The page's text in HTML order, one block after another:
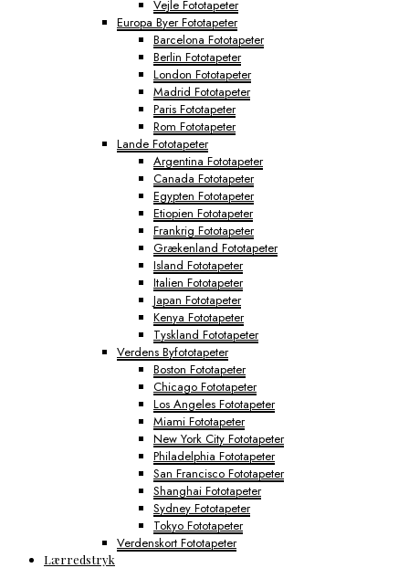
Vejle Fototapeter
Europa Byer Fototapeter
Barcelona Fototapeter
Berlin Fototapeter
London Fototapeter
Madrid Fototapeter
Paris Fototapeter
Rom Fototapeter
Lande Fototapeter
Argentina Fototapeter
Canada Fototapeter
Egypten Fototapeter
Etiopien Fototapeter
Frankrig Fototapeter
Grækenland Fototapeter
Island Fototapeter
Italien Fototapeter
Japan Fototapeter
Kenya Fototapeter
Tyskland Fototapeter
Verdens Byfototapeter
Boston Fototapeter
Chicago Fototapeter
Los Angeles Fototapeter
Miami Fototapeter
New York City Fototapeter
Philadelphia Fototapeter
San Francisco Fototapeter
Shanghai Fototapeter
Sydney Fototapeter
Tokyo Fototapeter
Verdenskort Fototapeter
Lærredstryk